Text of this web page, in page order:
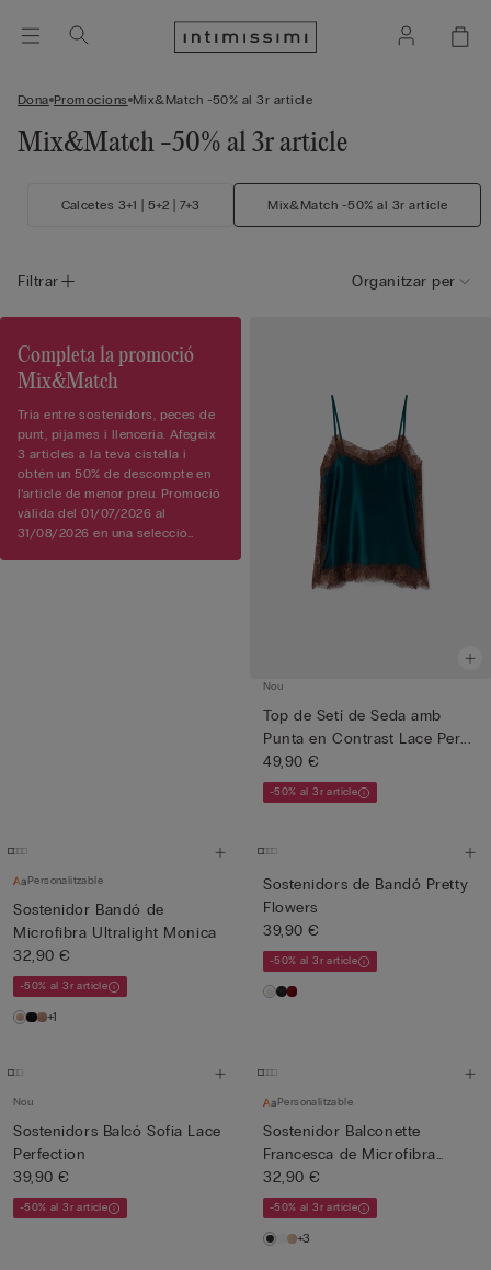
Dona Promocions Mix&Match -50% al 3r article
Mix&Match -50% al 3r article
Calcetes 3+1 | 5+2 | 7+3 Mix&Match -50% al 3r article
Filtrar Organitzar per
Completa la promoció
Mix&Match
Tria entre sostenidors, peces de
punt, pijames i llenceria. Afegeix
3 articles a la teva cistella i
obtén un 50% de descompte en
l’article de menor preu. Promoció
vàlida del 01/07/2026 al
31/08/2026 en una selecció
Nou
Top de Setí de Seda amb
Punta en Contrast Lace Per...
49,90 €
-50% al 3r article
Personalitzable
Sostenidor Bandó de
Microfibra Ultralight Monica
32,90 €
-50% al 3r article
+1
Sostenidors de Bandó Pretty
Flowers
39,90 €
-50% al 3r article
Nou
Sostenidors Balcó Sofia Lace
Perfection
39,90 €
-50% al 3r article
Personalitzable
Sostenidor Balconette
Francesca de Microfibra
Ultr...
32,90 €
-50% al 3r article
+3